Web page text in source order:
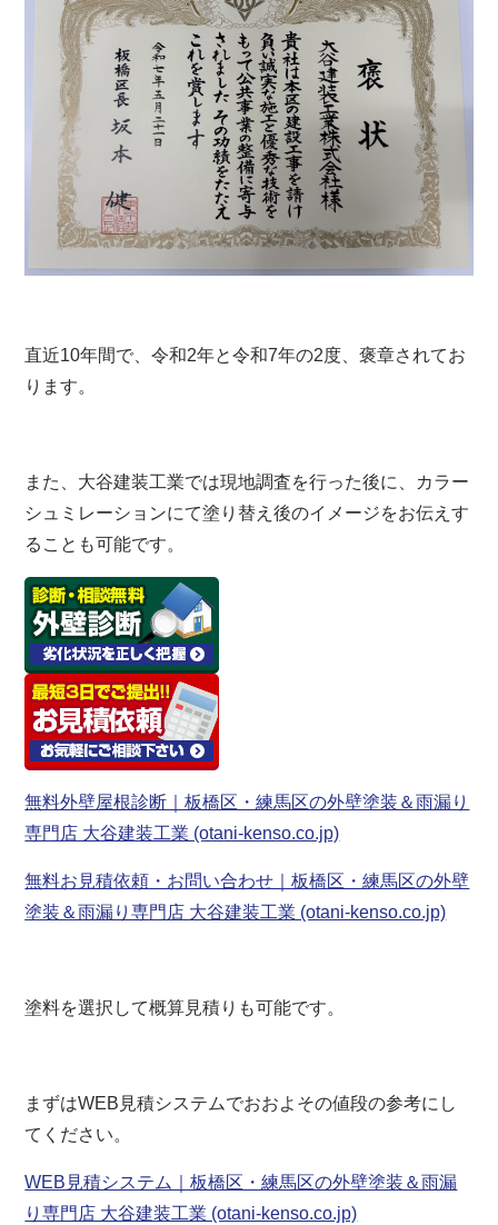
直近10年間で、令和2年と令和7年の2度、褒章されてお
ります。
また、大谷建装工業では現地調査を行った後に、カラー
シュミレーションにて塗り替え後のイメージをお伝えす
ることも可能です。
無料外壁屋根診断｜板橋区・練馬区の外壁塗装＆雨漏り
専門店 大谷建装工業 (otani-kenso.co.jp)
無料お見積依頼・お問い合わせ｜板橋区・練馬区の外壁
塗装＆雨漏り専門店 大谷建装工業 (otani-kenso.co.jp)
塗料を選択して概算見積りも可能です。
まずはWEB見積システムでおおよその値段の参考にし
てください。
WEB見積システム｜板橋区・練馬区の外壁塗装＆雨漏
り専門店 大谷建装工業 (otani-kenso.co.jp)